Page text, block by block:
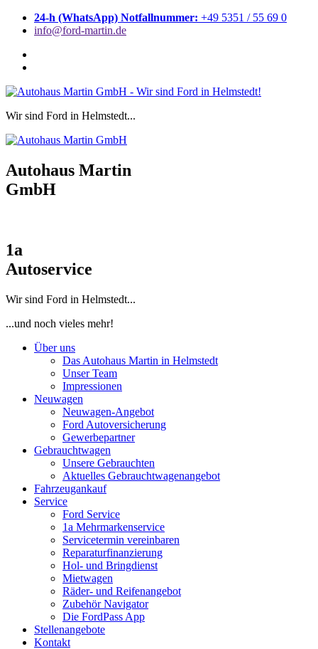
Zum
Inhalt
24-h (WhatsApp) Notfallnummer: +49 5351 / 55 69 0
info@ford-martin.de
Wir sind Ford in Helmstedt...
Autohaus Martin
GmbH
1a
Autoservice
Wir sind Ford in Helmstedt...
...und noch vieles mehr!
Über uns
Das Autohaus Martin in Helmstedt
Unser Team
Impressionen
Neuwagen
Neuwagen-Angebot
Ford Autoversicherung
Gewerbepartner
Gebrauchtwagen
Unsere Gebrauchten
Aktuelles Gebrauchtwagenangebot
Fahrzeugankauf
Service
Ford Service
1a Mehrmarkenservice
Servicetermin vereinbaren
Reparaturfinanzierung
Hol- und Bringdienst
Mietwagen
Räder- und Reifenangebot
Zubehör Navigator
Die FordPass App
Stellenangebote
Kontakt